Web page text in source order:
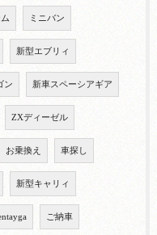
ミニバン
新型エブリィ
ン 新車スペーシアギア
ZXディーゼル
お乗換え 車探し
新型キャリィ
ご納車